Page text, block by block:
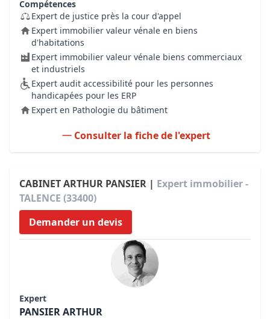
Compétences
Expert de justice près la cour d'appel
Expert immobilier valeur vénale en biens
d'habitations
Expert immobilier valeur vénale biens commerciaux
et industriels
Expert audit accessibilité pour les personnes
handicapées pour les ERP
Expert en Pathologie du bâtiment
Consulter la fiche de l'expert
CABINET ARTHUR PANSIER | Expert immobilier -
TALENCE (33400)
Demander un devis
Expert
PANSIER ARTHUR